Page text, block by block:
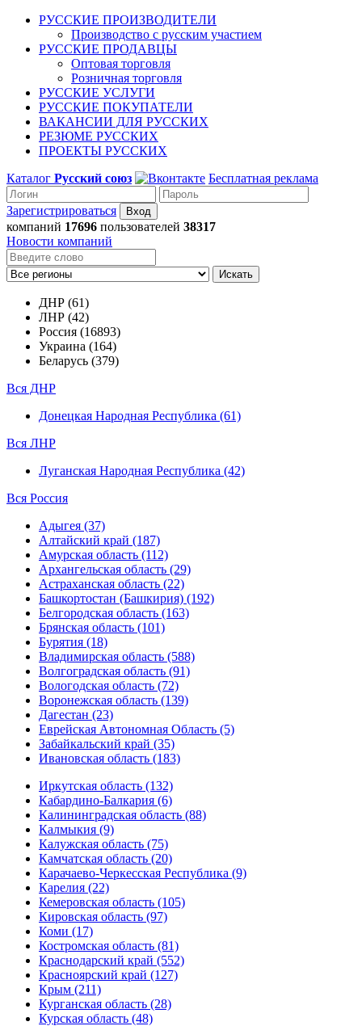
РУССКИЕ ПРОИЗВОДИТЕЛИ
Производство с русским участием
РУССКИЕ ПРОДАВЦЫ
Оптовая торговля
Розничная торговля
РУССКИЕ УСЛУГИ
РУССКИЕ ПОКУПАТЕЛИ
ВАКАНСИИ ДЛЯ РУССКИХ
РЕЗЮМЕ РУССКИХ
ПРОЕКТЫ РУССКИХ
Каталог Русский союз Бесплатная реклама
Зарегистрироваться
компаний 17696 пользователей 38317
Новости компаний
Искать
ДНР (61)
ЛНР (42)
Россия (16893)
Украина (164)
Беларусь (379)
Вся ДНР
Донецкая Народная Республика (61)
Вся ЛНР
Луганская Народная Республика (42)
Вся Россия
Адыгея (37)
Алтайский край (187)
Амурская область (112)
Архангельская область (29)
Астраханская область (22)
Башкортостан (Башкирия) (192)
Белгородская область (163)
Брянская область (101)
Бурятия (18)
Владимирская область (588)
Волгоградская область (91)
Вологодская область (72)
Воронежская область (139)
Дагестан (23)
Еврейская Автономная Область (5)
Забайкальский край (35)
Ивановская область (183)
Иркутская область (132)
Кабардино-Балкария (6)
Калининградская область (88)
Калмыкия (9)
Калужская область (75)
Камчатская область (20)
Карачаево-Черкесская Республика (9)
Карелия (22)
Кемеровская область (105)
Кировская область (97)
Коми (17)
Костромская область (81)
Краснодарский край (552)
Красноярский край (127)
Крым (211)
Курганская область (28)
Курская область (48)